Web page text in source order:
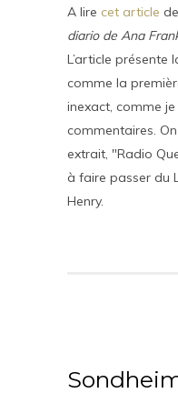
A lire cet article
diario de Ana
L’article présente
comme la
inexact, comme
commentaires.
extrait, "Radio
à faire passer du
Henry.